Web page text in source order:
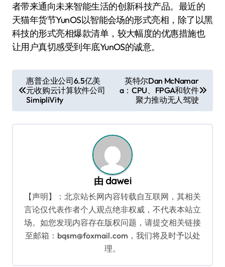
者带来通向未来智能生活的创新科技产品。最近的
天猫年货节YunOS以智能会场的形式亮相，除了以黑
科技的形式亮相爆款清单，较大幅度的优惠措施也
让用户真切感受到年底YunOS的诚意。
章
导
航
惠普企业公司6.5亿美
元收购云计算软件公司
SimipliVity
英特尔Dan McNamar
a：CPU、FPGA和软件
聚力推动无人驾驶
由 dawei
【声明】：北京站长网内容转载自互联网，其相关
言论仅代表作者个人观点绝非权威，不代表本站立
场。如您发现内容存在版权问题，请提交相关链接
至邮箱：bqsm@foxmail.com，我们将及时予以处
理。